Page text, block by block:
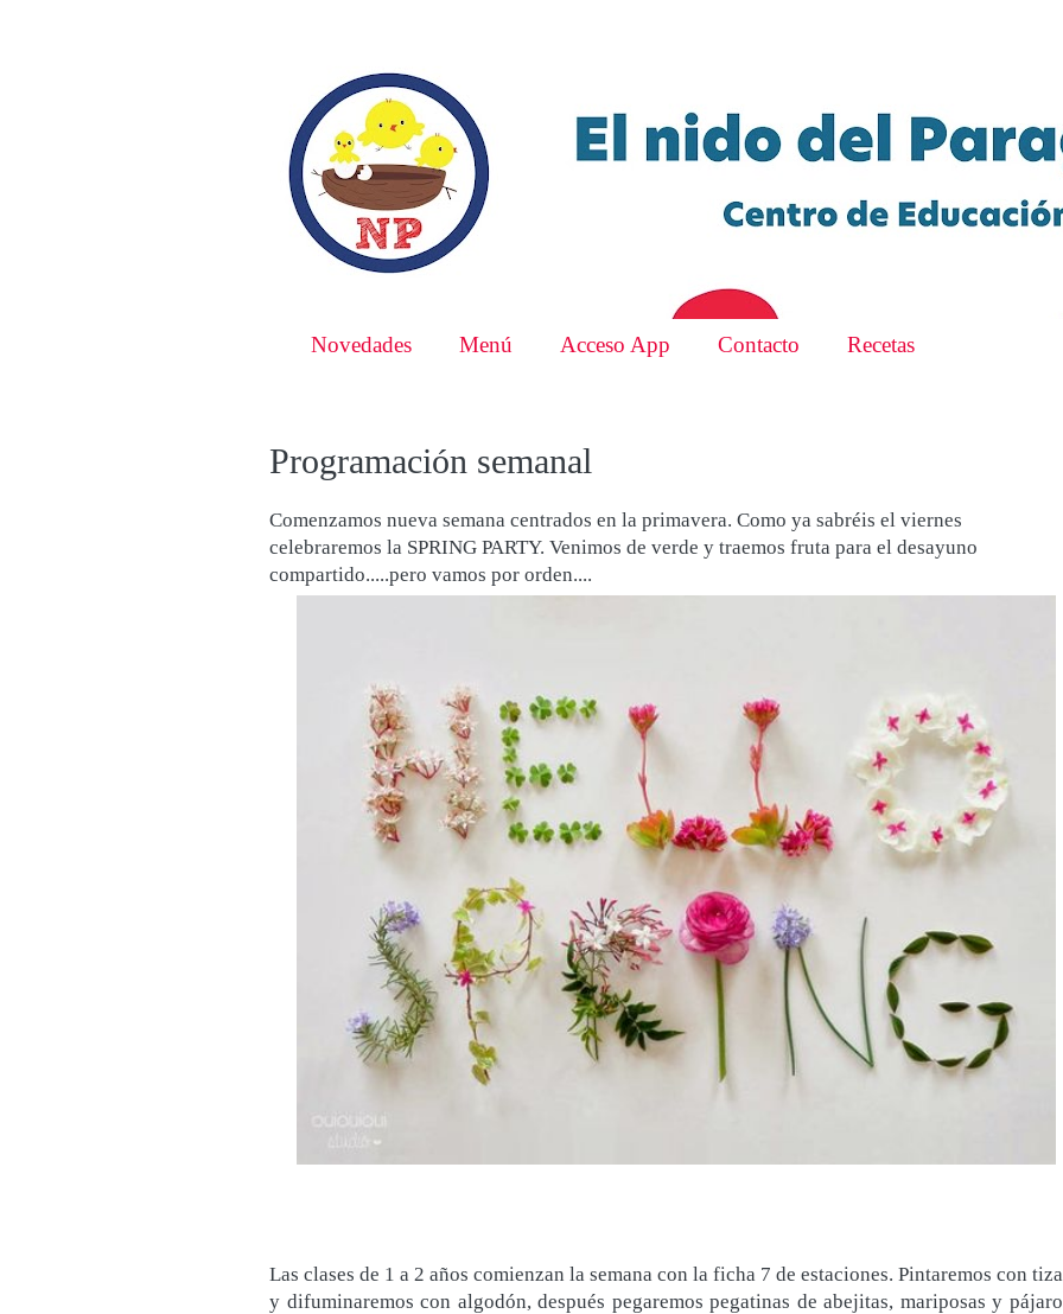
Novedades Menú Acceso App Contacto Recetas
Programación semanal
Comenzamos nueva semana centrados en la primavera. Como ya sabréis el viernes
celebraremos la SPRING PARTY. Venimos de verde y traemos fruta para el desayuno
compartido.....pero vamos por orden....
Las clases de 1 a 2 años comienzan la semana con la ficha 7 de estaciones. Pintaremos con
y difuminaremos con algodón, después pegaremos pegatinas de abejitas, mariposas y